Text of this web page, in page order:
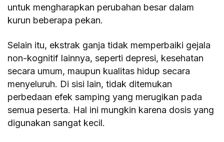
untuk mengharapkan perubahan besar dalam
kurun beberapa pekan.
Selain itu, ekstrak ganja tidak memperbaiki gejala
non-kognitif lainnya, seperti depresi, kesehatan
secara umum, maupun kualitas hidup secara
menyeluruh. Di sisi lain, tidak ditemukan
perbedaan efek samping yang merugikan pada
semua peserta. Hal ini mungkin karena dosis yang
digunakan sangat kecil.